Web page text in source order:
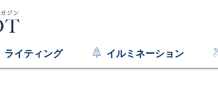
ライティング イルミネーション